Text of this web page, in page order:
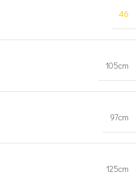
46
105cm
97cm
125cm